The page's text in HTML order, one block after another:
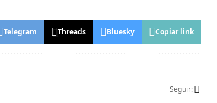
Telegram Threads Bluesky Copiar link
Seguir: